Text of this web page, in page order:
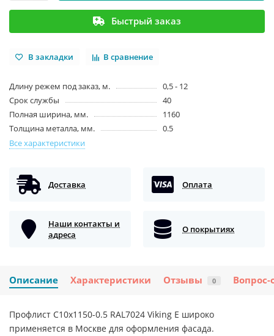
Быстрый заказ
В закладки В сравнение
Длину режем под заказ, м.
0,5 - 12
Срок службы
40
Полная ширина, мм.
1160
Толщина металла, мм.
0.5
Все характеристики
Доставка Оплата
Наши контакты и
адреса
О покрытиях
Описание Характеристики Отзывы 0 Вопрос-
Профлист С10х1150-0.5 RAL7024 Viking E широко
применяется в Москве для оформления фасада.